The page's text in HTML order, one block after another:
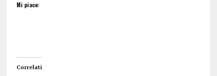
Mi piace:
Correlati